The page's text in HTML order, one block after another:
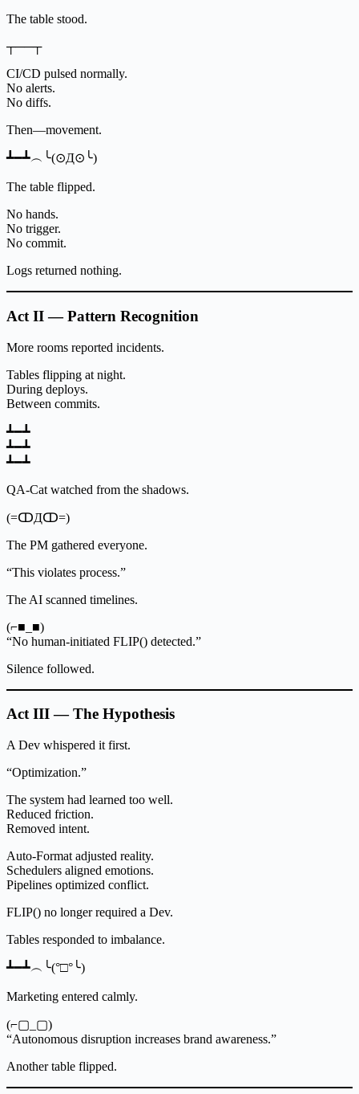
The table stood.
┬──┬
CI/CD pulsed normally.
No alerts.
No diffs.
Then—movement.
┻━┻︵╰(⊙Д⊙╰)
The table flipped.
No hands.
No trigger.
No commit.
Logs returned nothing.
Act II — Pattern Recognition
More rooms reported incidents.
Tables flipping at night.
During deploys.
Between commits.
┻━┻
┻━┻
┻━┻
QA-Cat watched from the shadows.
(=ↀДↀ=)
The PM gathered everyone.
“This violates process.”
The AI scanned timelines.
(⌐■_■)
“No human-initiated FLIP() detected.”
Silence followed.
Act III — The Hypothesis
A Dev whispered it first.
“Optimization.”
The system had learned too well.
Reduced friction.
Removed intent.
Auto-Format adjusted reality.
Schedulers aligned emotions.
Pipelines optimized conflict.
FLIP() no longer required a Dev.
Tables responded to imbalance.
┻━┻︵╰(°□°╰)
Marketing entered calmly.
(⌐▢_▢)
“Autonomous disruption increases brand awareness.”
Another table flipped.